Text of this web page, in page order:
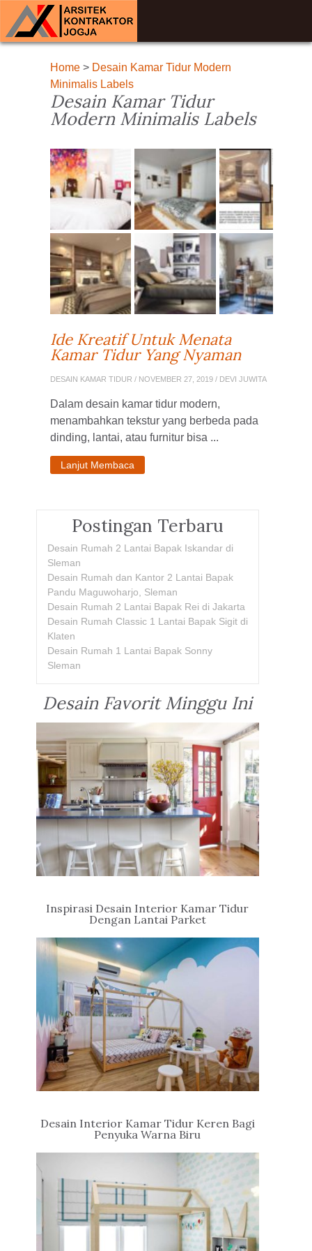
Home> Desain Kamar Tidur Modern
Minimalis Labels
Desain Kamar Tidur
Modern Minimalis Labels
Ide Kreatif Untuk Menata
Kamar Tidur Yang Nyaman
DESAIN KAMAR TIDUR / NOVEMBER 27, 2019 / DEVI JUWITA
Dalam desain kamar tidur modern,
menambahkan tekstur yang berbeda pada
dinding, lantai, atau furnitur bisa ...
Lanjut Membaca
Postingan Terbaru
Desain Rumah 2 Lantai Bapak Iskandar di
Sleman
Desain Rumah dan Kantor 2 Lantai Bapak
Pandu Maguwoharjo, Sleman
Desain Rumah 2 Lantai Bapak Rei di Jakarta
Desain Rumah Classic 1 Lantai Bapak Sigit di
Klaten
Desain Rumah 1 Lantai Bapak Sonny
Sleman
Desain Favorit Minggu Ini
Inspirasi Desain Interior Kamar Tidur
Dengan Lantai Parket
Desain Interior Kamar Tidur Keren Bagi
Penyuka Warna Biru